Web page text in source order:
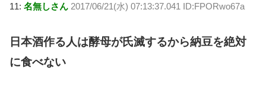
11: 名無しさん 2017/06/21(水) 07:13:37.041 ID:FPORwo67a
日本酒作る人は酵母が氏滅するから納豆を絶対
に食べない